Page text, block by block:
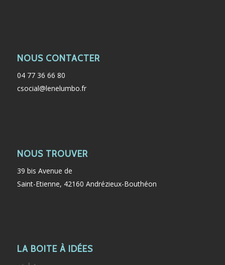
NOUS CONTACTER
04 77 36 66 80
csocial@lenelumbo.fr
NOUS TROUVER
39 bis Avenue de
Saint-Etienne, 42160 Andrézieux-Bouthéon
LA BOITE À IDÉES